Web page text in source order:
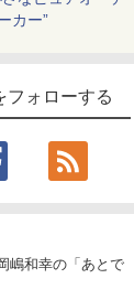
カー”
フォローする
嶋和幸の「あとで